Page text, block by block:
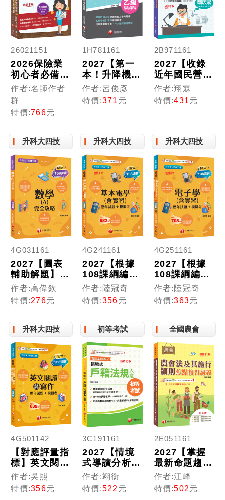
26021151
2026保險業
初心者必備證
照組合包：從
基礎到進階，
逐步解說，實
戰秘技指點應
作者:名師作者
群
特價:766元
1H781161
2027【第一
本！升降機裝
修乙級參考
書】升降機裝
修乙級學術科
裝修技術士）
作者:呂俊彥
特價:371 元
2B971161
2027【收錄
近年國民營試
題】自動控制
重點統整+高
分題庫（七
台酒／桃機／
經濟部／關
務）
作者:翔霖
特價:431元
升科大四技
4G031161
2027【圖表
輔助解題】數
學(A)完全攻
略（升科大四
技）
作者:高偉欽
特價:276元
升科大四技
4G241161
2027【根據
108課綱編
寫】基本電學
(含實習)[歷年
試題+模擬考]
科大四技）
作者:陸冠奇
特價:356元
升科大四技
4G251161
2027【根據
108課綱編
寫】電子學
(含實習)[歷年
試題+模擬考]
技）
作者:陸冠奇
特價:363元
升科大四技
4G501142
【對應評量指
標】英文閱讀
與寫作[歷年
試題+模擬考]
（升科大四
作者:吳熙
特價:356元
初等考試
3C191161
2027【情境
式導讀分析法
規】情境式戶
籍法規大意---
看這本就夠了
作者:翊銜
特價:522 元
全國農會
2E051161
2027【掌握
最新命題趨
勢】農會法及
其施行細則焦
點複習講義
作者:江峰
特價:502元